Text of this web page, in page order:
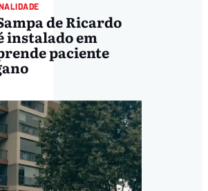
de Ricardo
instalado em
paciente